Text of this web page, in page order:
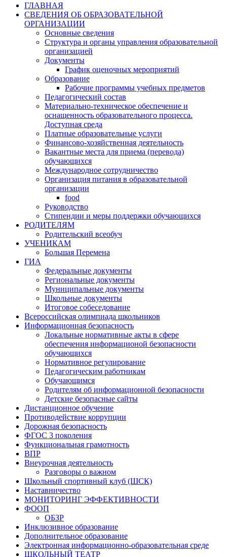
ГЛАВНАЯ
СВЕДЕНИЯ ОБ ОБРАЗОВАТЕЛЬНОЙ
ОРГАНИЗАЦИИ
Основные сведения
Структура и органы управления образовательной
организацией
Документы
График оценочных мероприятий
Образование
Рабочие программы учебных предметов
Педагогический состав
Материально-техническое обеспечение и
оснащенность образовательного процесса.
Доступная среда
Платные образовательные услуги
Финансово-хозяйственная деятельность
Вакантные места для приема (перевода)
обучающихся
Международное сотрудничество
Организация питания в образовательной
организации
food
Руководство
Стипендии и меры поддержки обучающихся
РОДИТЕЛЯМ
Родительский всеобуч
УЧЕНИКАМ
Большая Перемена
ГИА
Федеральные документы
Региональные документы
Муниципальные документы
Школьные документы
Итоговое собеседование
Всероссийская олимпиада школьников
Информационная безопасность
Локальные нормативные акты в сфере
обеспечения информационой безопасности
обучающихся
Нормативное регулирование
Педагогическим работникам
Обучающимся
Родителям об информационной безопасности
Детские безопасные сайты
Дистанционное обучение
Противодействие коррупции
Дорожная безопасность
ФГОС 3 поколения
Функциональная грамотность
ВПР
Внеурочная деятельность
Разговоры о важном
Школьный спортивный клуб (ШСК)
Наставничество
МОНИТОРИНГ ЭФФЕКТИВНОСТИ
ФООП
ОБЗР
Инклюзивное образование
Дополнительное образование
Электронная информационно-образовательная среде
ШКОЛЬНЫЙ ТЕАТР